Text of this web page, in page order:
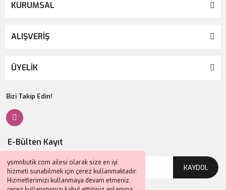
ysmnbutik.com ailesi olarak size en iyi
hizmeti sunabilmek için çerez kullanmaktadır.
Hizmetlerimizi kullanmaya devam etmeniz,
KURUMSAL
ALIŞVERİŞ
ÜYELİK
Bizi Takip Edin!
E-Bülten Kayıt
KAYDOL